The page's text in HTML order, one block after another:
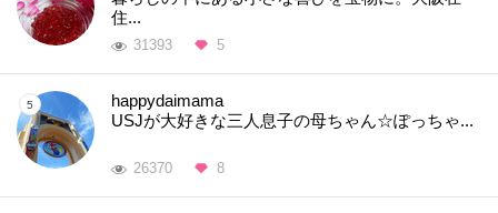
住...
31393 5
happydaimama
USJが大好きな三人息子の母ちゃん☆ぽっちゃ...
26370 8